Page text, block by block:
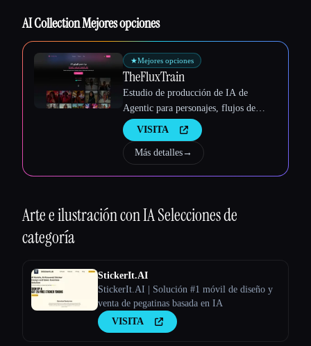
Esc
AI Collection Mejores opciones
★Mejores opciones
TheFluxTrain
Estudio de producción de IA de
Agentic para personajes, flujos de
trabajo y vídeos coherentes
VISITA
Más detalles→
Arte e ilustración con IASelecciones de
categoría
StickerIt.AI
StickerIt.AI | Solución #1 móvil de diseño y
venta de pegatinas basada en IA
VISITA